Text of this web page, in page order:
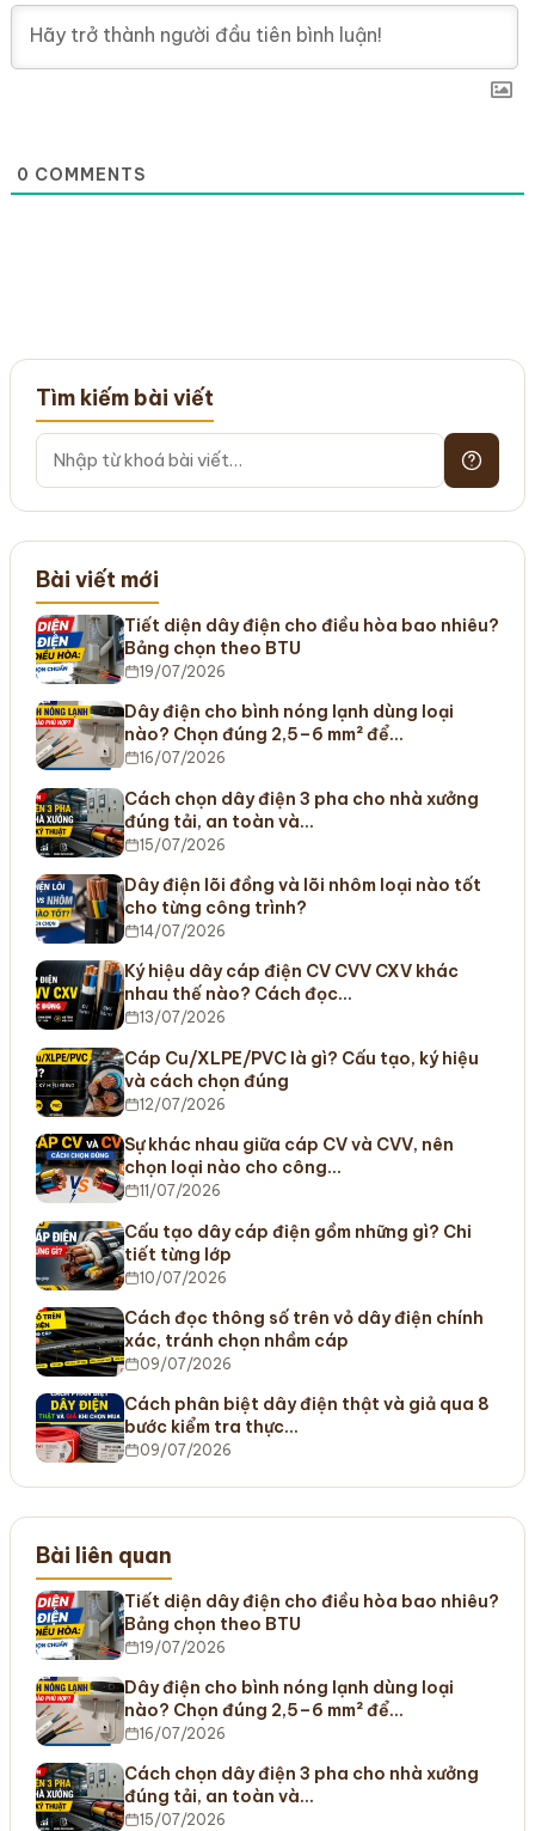
0 COMMENTS
Tìm kiếm bài viết
Bài viết mới
Tiết diện dây điện cho điều hòa bao nhiêu?
Bảng chọn theo BTU
19/07/2026
Dây điện cho bình nóng lạnh dùng loại
nào? Chọn đúng 2,5–6 mm² để…
16/07/2026
Cách chọn dây điện 3 pha cho nhà xưởng
đúng tải, an toàn và…
15/07/2026
Dây điện lõi đồng và lõi nhôm loại nào tốt
cho từng công trình?
14/07/2026
Ký hiệu dây cáp điện CV CVV CXV khác
nhau thế nào? Cách đọc…
13/07/2026
Cáp Cu/XLPE/PVC là gì? Cấu tạo, ký hiệu
và cách chọn đúng
12/07/2026
Sự khác nhau giữa cáp CV và CVV, nên
chọn loại nào cho công…
11/07/2026
Cấu tạo dây cáp điện gồm những gì? Chi
tiết từng lớp
10/07/2026
Cách đọc thông số trên vỏ dây điện chính
xác, tránh chọn nhầm cáp
09/07/2026
Cách phân biệt dây điện thật và giả qua 8
bước kiểm tra thực…
09/07/2026
Bài liên quan
Tiết diện dây điện cho điều hòa bao nhiêu?
Bảng chọn theo BTU
19/07/2026
Dây điện cho bình nóng lạnh dùng loại
nào? Chọn đúng 2,5–6 mm² để…
16/07/2026
Cách chọn dây điện 3 pha cho nhà xưởng
đúng tải, an toàn và…
15/07/2026